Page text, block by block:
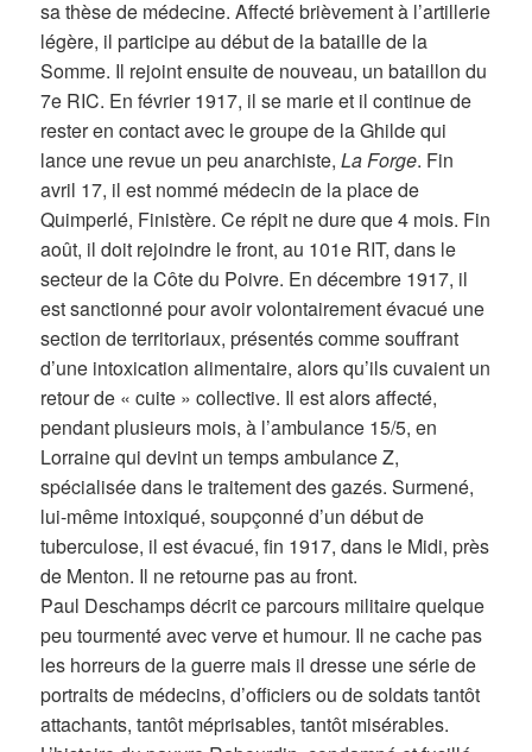
sa thèse de médecine. Affecté brièvement à l’artillerie
légère, il participe au début de la bataille de la
Somme. Il rejoint ensuite de nouveau, un bataillon du
7e RIC. En février 1917, il se marie et il continue de
rester en contact avec le groupe de la Ghilde qui
lance une revue un peu anarchiste,La Forge. Fin
avril 17, il est nommé médecin de la place de
Quimperlé, Finistère. Ce répit ne dure que 4 mois. Fin
août, il doit rejoindre le front, au 101e RIT, dans le
secteur de la Côte du Poivre. En décembre 1917, il
est sanctionné pour avoir volontairement évacué une
section de territoriaux, présentés comme souffrant
d’une intoxication alimentaire, alors qu’ils cuvaient un
retour de « cuite » collective. Il est alors affecté,
pendant plusieurs mois, à l’ambulance 15/5, en
Lorraine qui devint un temps ambulance Z,
spécialisée dans le traitement des gazés. Surmené,
lui-même intoxiqué, soupçonné d’un début de
tuberculose, il est évacué, fin 1917, dans le Midi, près
de Menton. Il ne retourne pas au front.
Paul Deschamps décrit ce parcours militaire quelque
peu tourmenté avec verve et humour. Il ne cache pas
les horreurs de la guerre mais il dresse une série de
portraits de médecins, d’officiers ou de soldats tantôt
attachants, tantôt méprisables, tantôt misérables.